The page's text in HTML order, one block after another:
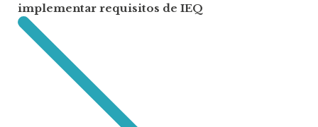
implementar requisitos de IEQ